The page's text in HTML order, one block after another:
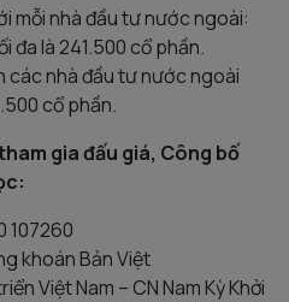
mỗi nhà đầu tư nước ngoài:
đa là 241.500 cổ phần.
các nhà đầu tư nước ngoài
cổ phần.
gia đấu giá, Công bố
107260
khoán Bản Việt
Việt Nam – CN Nam Kỳ Khởi